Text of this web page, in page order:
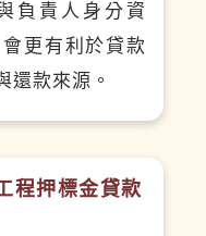
負責人身分資
更有利於貸款
還款來源。
程押標金貸款